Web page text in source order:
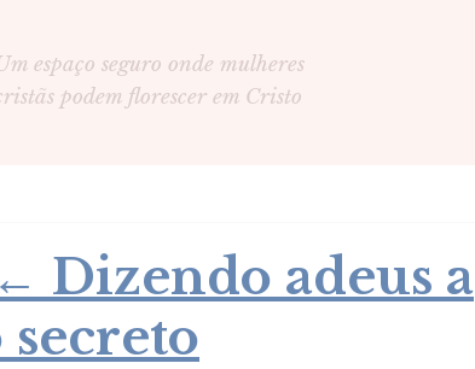
espaço seguro onde mulheres
podem florescer em Cristo
← Dizendo adeus a